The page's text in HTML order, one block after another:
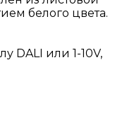
белого цвета.
DALI или 1-10V,